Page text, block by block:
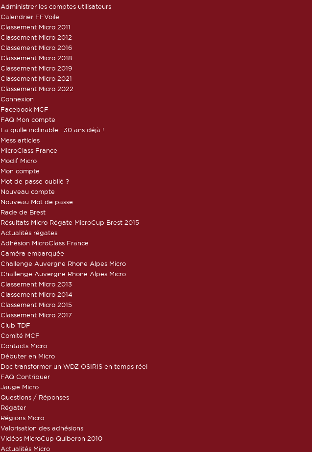
Administrer les comptes utilisateurs
Calendrier FFVoile
Classement Micro 2011
Classement Micro 2012
Classement Micro 2016
Classement Micro 2018
Classement Micro 2019
Classement Micro 2021
Classement Micro 2022
Connexion
Facebook MCF
FAQ Mon compte
La quille inclinable : 30 ans déjà !
Mess articles
MicroClass France
Modif Micro
Mon compte
Mot de passe oublié ?
Nouveau compte
Nouveau Mot de passe
Rade de Brest
Résultats Micro Régate MicroCup Brest 2015
Actualités régates
Adhésion MicroClass France
Caméra embarquée
Challenge Auvergne Rhone Alpes Micro
Challenge Auvergne Rhone Alpes Micro
Classement Micro 2013
Classement Micro 2014
Classement Micro 2015
Classement Micro 2017
Club TDF
Comité MCF
Contacts Micro
Débuter en Micro
Doc transformer un WDZ OSIRIS en temps réel
FAQ Contribuer
Jauge Micro
Questions / Réponses
Régater
Régions Micro
Valorisation des adhésions
Vidéos MicroCup Quiberon 2010
Actualités Micro